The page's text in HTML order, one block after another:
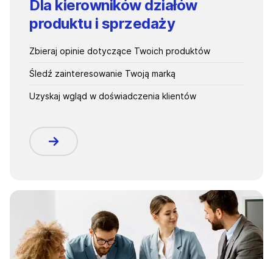
Dla kierowników działów
produktu i sprzedaży
Zbieraj opinie dotyczące Twoich produktów
Śledź zainteresowanie Twoją marką
Uzyskaj wgląd w doświadczenia klientów